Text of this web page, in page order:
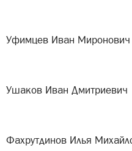
Уфимцев Иван Миронович
Ушаков Иван Дмитриевич
Фахрутдинов Илья